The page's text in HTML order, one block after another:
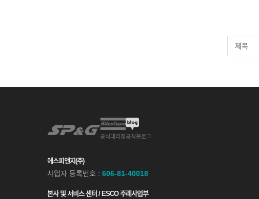
공식대리점공식블로그
에스피앤지(주)
사업자 등록번호 : 606-81-40018
본사 및 서비스 센터 / ESCO 주례사업부